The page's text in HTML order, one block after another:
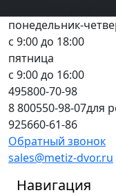
понедельник-
с 9:00 до 18:00
пятница
с 9:00 до 16:00
495800-70-98
8 800550-98-07для
925660-61-86
Обратный звонок
sales@metiz-dvor.ru
Навигация